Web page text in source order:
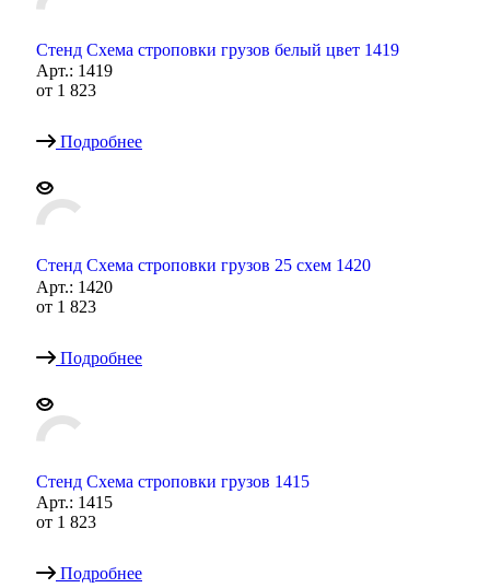
Стенд Схема строповки грузов белый цвет 1419
Арт.: 1419
от 1 823
Подробнее
Стенд Схема строповки грузов 25 схем 1420
Арт.: 1420
от 1 823
Подробнее
Стенд Схема строповки грузов 1415
Арт.: 1415
от 1 823
Подробнее